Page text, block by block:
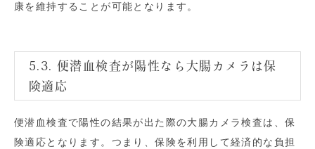
康を維持することが可能となります。
5.3. 便潜血検査が陽性なら大腸カメラは保
険適応
便潜血検査で陽性の結果が出た際の大腸カメラ検査は、保
険適応となります。つまり、保険を利用して経済的な負担